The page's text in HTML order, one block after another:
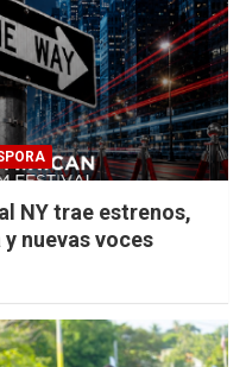
NY trae estrenos,
nuevas voces